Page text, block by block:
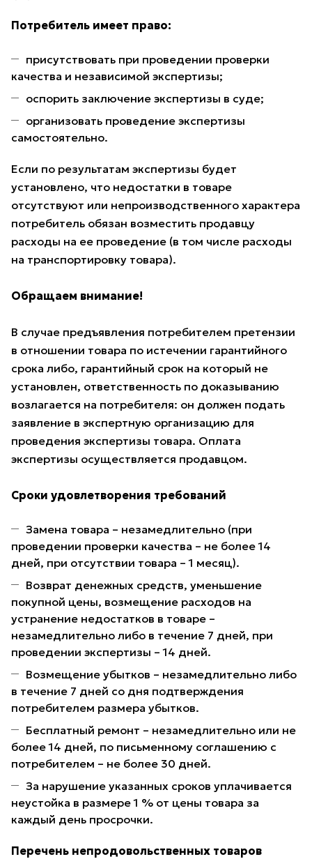
Потребитель имеет право:
присутствовать при проведении проверки
качества и независимой экспертизы;
оспорить заключение экспертизы в суде;
организовать проведение экспертизы
самостоятельно.
Если по результатам экспертизы будет
установлено, что недостатки в товаре
отсутствуют или непроизводственного характера
потребитель обязан возместить продавцу
расходы на ее проведение (в том числе расходы
на транспортировку товара).
Обращаем внимание!
В случае предъявления потребителем претензии
в отношении товара по истечении гарантийного
срока либо, гарантийный срок на который не
установлен, ответственность по доказыванию
возлагается на потребителя: он должен подать
заявление в экспертную организацию для
проведения экспертизы товара. Оплата
экспертизы осуществляется продавцом.
Сроки удовлетворения требований
Замена товара – незамедлительно (при
проведении проверки качества – не более 14
дней, при отсутствии товара – 1 месяц).
Возврат денежных средств, уменьшение
покупной цены, возмещение расходов на
устранение недостатков в товаре –
незамедлительно либо в течение 7 дней, при
проведении экспертизы – 14 дней.
Возмещение убытков – незамедлительно либо
в течение 7 дней со дня подтверждения
потребителем размера убытков.
Бесплатный ремонт – незамедлительно или не
более 14 дней, по письменному соглашению с
потребителем – не более 30 дней.
За нарушение указанных сроков уплачивается
неустойка в размере 1 % от цены товара за
каждый день просрочки.
Перечень непродовольственных товаров